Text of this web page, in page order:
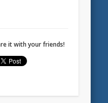
it with your friends!